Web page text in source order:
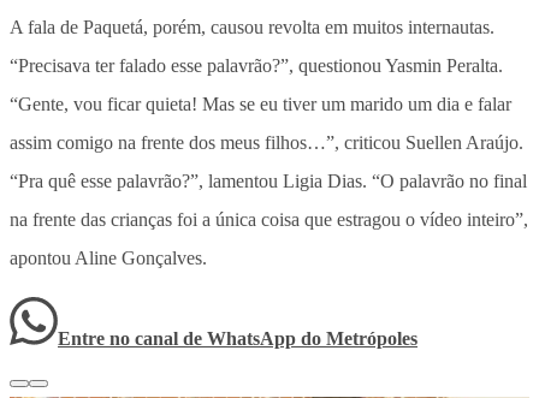
A fala de Paquetá, porém, causou revolta em muitos internautas.
“Precisava ter falado esse palavrão?”, questionou Yasmin Peralta.
“Gente, vou ficar quieta! Mas se eu tiver um marido um dia e falar
assim comigo na frente dos meus filhos…”, criticou Suellen Araújo.
“Pra quê esse palavrão?”, lamentou Ligia Dias. “O palavrão no final
na frente das crianças foi a única coisa que estragou o vídeo inteiro”,
apontou Aline Gonçalves.
Entre no canal de WhatsApp do Metrópoles